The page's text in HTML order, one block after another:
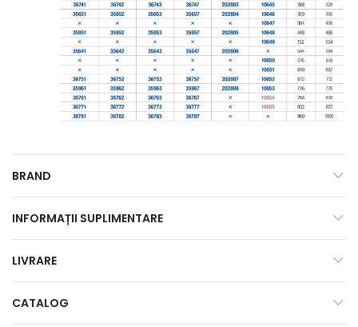
BRAND
INFORMAȚII SUPLIMENTARE
LIVRARE
CATALOG